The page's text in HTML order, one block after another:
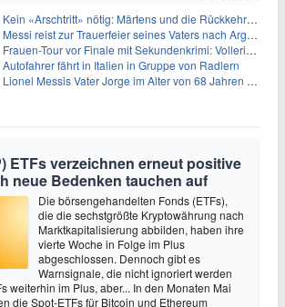
Kein «Arschtritt» nötig: Märtens und die Rückkehr nach Paris
Messi reist zur Trauerfeier seines Vaters nach Argentinien
Frauen-Tour vor Finale mit Sekundenkrimi: Vollering in Gelb
Autofahrer fährt in Italien in Gruppe von Radlern
Lionel Messis Vater Jorge im Alter von 68 Jahren gestorben
ETFs verzeichnen erneut positive
neue Bedenken tauchen auf
Die börsengehandelten Fonds (ETFs),
die die sechstgrößte Kryptowährung nach
Marktkapitalisierung abbilden, haben ihre
vierte Woche in Folge im Plus
abgeschlossen. Dennoch gibt es
Warnsignale, die nicht ignoriert werden
weiterhin im Plus, aber... In den Monaten Mai
die Spot-ETFs für Bitcoin und Ethereum